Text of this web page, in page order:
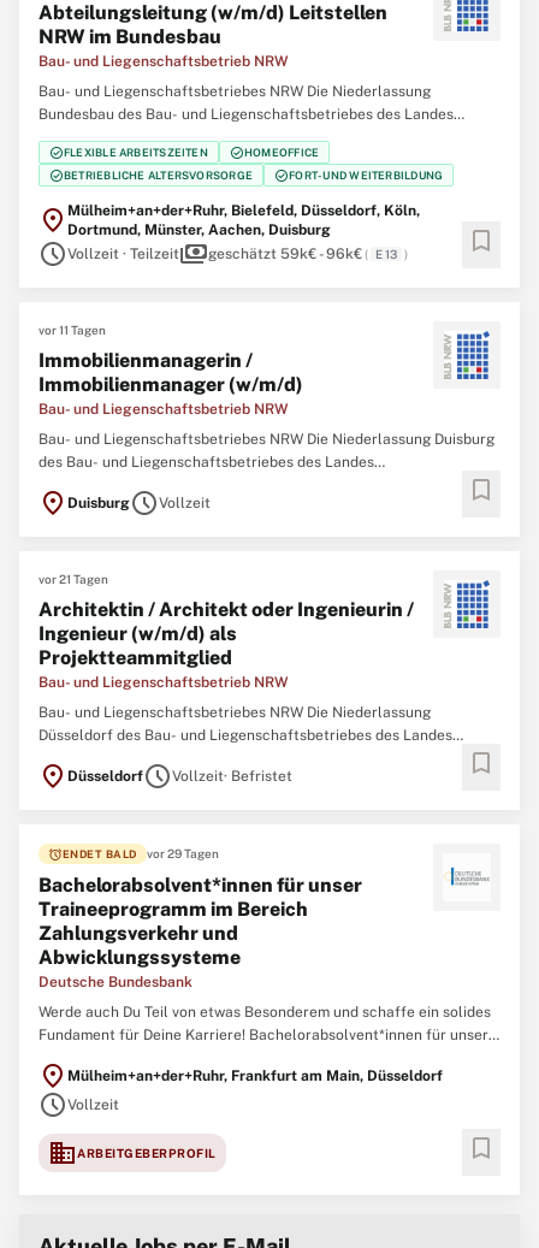
Abteilungsleitung (w/m/d) Leitstellen
NRW im Bundesbau
Bau- und Liegenschaftsbetrieb NRW
Bau- und Liegenschaftsbetriebes NRW Die Niederlassung
Bundesbau des Bau- und Liegenschaftsbetriebes des Landes
Nordrhein‑Westfalen (BLB NRW) sucht zum nächstmöglichen
Zeitpunkt eine Abteilungsleitung (w/m/d) Leitstellen NRW im
Bundesbau Der Bau- und Liegenschaftsbetrieb NRW ist Eigentümer,
check_circleFLEXIBLE ARBEITSZEITEN check_circleHOMEOFFICE
check_circleBETRIEBLICHE ALTERSVORSORGE check_circleFORT- UND WEITERBILDUNG
location_on Mülheim+an+der+Ruhr, Bielefeld, Düsseldorf, Köln,
Dortmund, Münster, Aachen, Duisburg
scheduleVollzeit · Teilzeitpaymentsgeschätzt 59k€ - 96k€( E 13 ) bookmark
vor 11 Tagen
Immobilienmanagerin /
Immobilienmanager (w/m/d)
Bau- und Liegenschaftsbetrieb NRW
Bau- und Liegenschaftsbetriebes NRW Die Niederlassung Duisburg
des Bau- und Liegenschaftsbetriebes des Landes
Zeitpunkt eine/einen Immobilienmanagerin / Immobilienmanager
location_on DuisburgscheduleVollzeit bookmark
vor 21 Tagen
Architektin / Architekt oder Ingenieurin /
Ingenieur (w/m/d) als
Projektteammitglied
Bau- und Liegenschaftsbetrieb NRW
Bau- und Liegenschaftsbetriebes NRW Die Niederlassung
Düsseldorf des Bau- und Liegenschaftsbetriebes des Landes
Zeitpunkt eine/n Architektin / Architekten oder Ingenieurin /
location_on DüsseldorfscheduleVollzeit· Befristet bookmark
alarmENDET BALD vor 29 Tagen
Bachelorabsolvent*innen für unser
Traineeprogramm im Bereich
Zahlungsverkehr und
Abwicklungssysteme
Deutsche Bundesbank
Werde auch Du Teil von etwas Besonderem und schaffe ein solides
Fundament für Deine Karriere! Bachelorabsolvent*innen für unser
Abwicklungssysteme Frankfurt am Main, Düsseldorf Vollzeit
(Teilzeit ist grundsätzlich möglich), befristet
location_on Mülheim+an+der+Ruhr, Frankfurt am Main, Düsseldorf
scheduleVollzeit
domainARBEITGEBERPROFIL bookmark